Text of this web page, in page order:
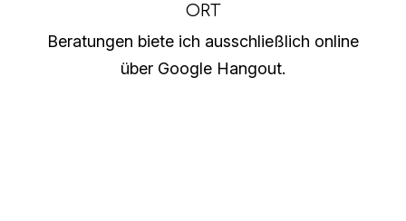
ORT
Beratungen biete ich ausschließlich online
über Google Hangout.